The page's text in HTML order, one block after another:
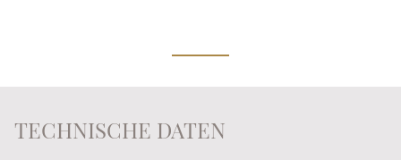
TECHNISCHE DATEN